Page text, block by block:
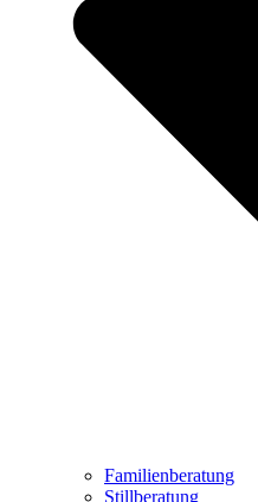
Familienberatung
Stillberatung